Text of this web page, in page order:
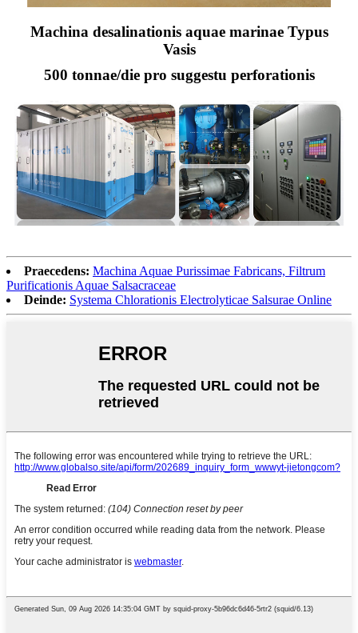
Machina desalinationis aquae marinae Typus
Vasis
500 tonnae/die pro suggestu perforationis
Praecedens: Machina Aquae Purissimae Fabricans, Filtrum
Purificationis Aquae Salsacraceae
Deinde: Systema Chlorationis Electrolyticae Salsurae Online